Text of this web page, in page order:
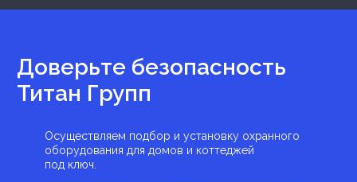
Доверьте безопасность
Титан Групп
Осуществляем подбор и установку охранного
оборудования для домов и коттеджей
под ключ.